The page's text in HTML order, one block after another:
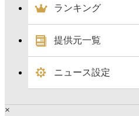
ランキング
提供元一覧
ニュース設定
×